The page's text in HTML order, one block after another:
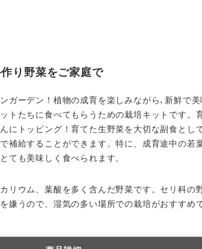
り野菜をご家庭で
ガーデン！植物の成育を楽しみながら､新鮮で美
トたちに食べてもらうための栽培キットです。
にトッピング！育てた生野菜を大切な副食とし
補給することができます。特に、成育途中の若
ても美味しく食べられます。
リウム、葉酸を多く含んだ野菜です。セリ科の
嫌うので、湿気の多い場所での栽培がおすすめ